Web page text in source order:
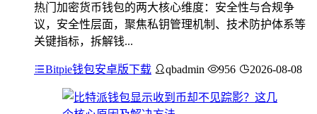
热门加密货币钱包的两大核心维度：安全性与合规争
议，安全性层面，聚焦私钥管理机制、技术防护体系等
关键指标，拆解钱...
Bitpie钱包安卓版下载 qbadmin 956 2026-08-08